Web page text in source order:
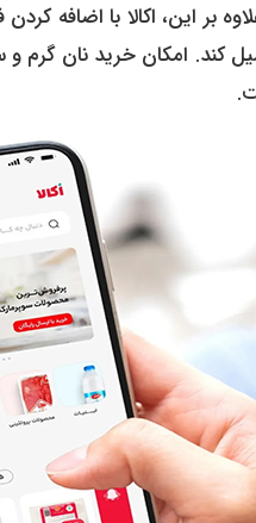
بر این، اکالا با اضافه
کند. امکان خرید نان گرم